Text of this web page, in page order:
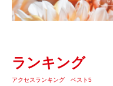
ランキング
アクセスランキング ベスト5